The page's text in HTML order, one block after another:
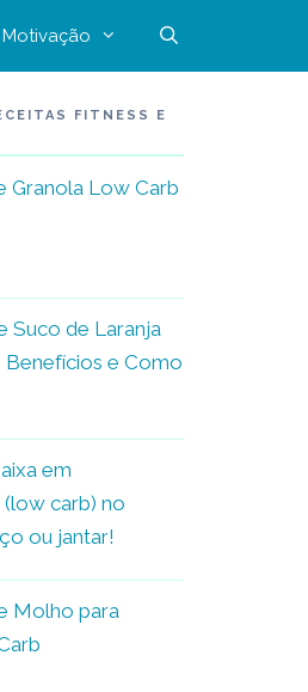
Motivação
FITNESS E
Granola Low Carb
Suco de Laranja
Benefícios e Como
em
carb) no
ou jantar!
Molho para